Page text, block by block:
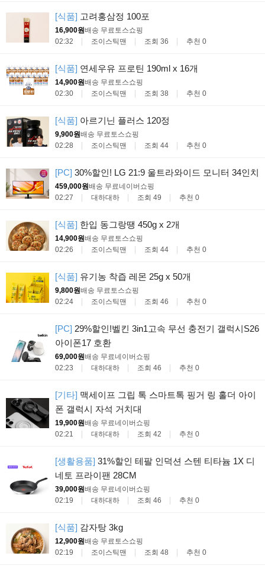
[식품] 고려홍삼정 100포
16,900원배송 무료토스쇼핑
02:32
조이스틱맨 조회 36 추천 0
[식품] 연세우유 프로틴 190ml x 16개
14,900원배송 무료토스쇼핑
02:30
조이스틱맨 조회 38 추천 0
[식품] 아르기닌 플러스 120정
9,900원배송 무료토스쇼핑
02:28
조이스틱맨 조회 44 추천 0
[PC] 30%할인! LG 21:9 울트라와이드 모니터 34인치
459,000원배송 무료네이버쇼핑
02:27
대하대하 조회 49 추천 0
[식품] 한입 동그랑땡 450g x 2개
14,900원배송 무료토스쇼핑
02:26
조이스틱맨 조회 44 추천 0
[식품] 유기농 착즙 레몬 25g x 50개
9,800원배송 무료토스쇼핑
02:24
조이스틱맨 조회 46 추천 0
[PC] 29%할인!벨킨 3in1고속 무선 충전기 갤럭시S26
아이폰17 호환
69,000원배송 무료네이버쇼핑
02:23
대하대하 조회 46 추천 0
[기타] 맥세이프 그립 톡 스마트톡 핑거 링 홀더 아이
폰 갤럭시 자석 거치대
19,900원배송 무료네이버쇼핑
02:21
대하대하 조회 42 추천 0
[생활용품] 31%할인 테팔 인덕션 스텐 티타늄 1X 디
네토 프라이팬 28CM
39,000원배송 무료네이버쇼핑
02:19
대하대하 조회 46 추천 0
[식품] 감자탕 3kg
12,900원배송 무료토스쇼핑
02:19
조이스틱맨 조회 48 추천 0